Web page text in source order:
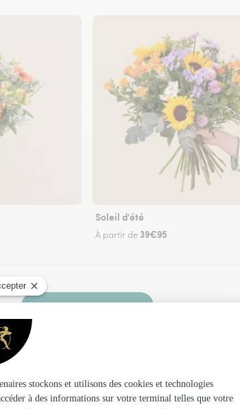
Soleil d'été
À partir de 39€95
Faire livrer des fleurs
Interflora à Cassagnes et dans ses
Les